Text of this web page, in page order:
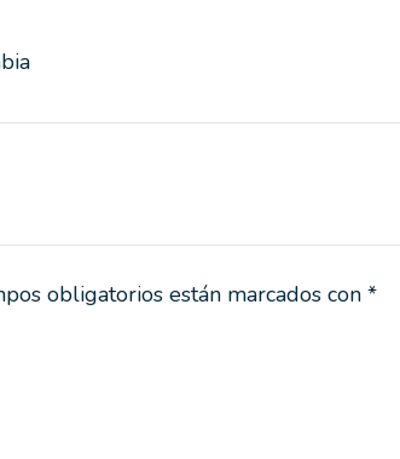
obligatorios están marcados con *